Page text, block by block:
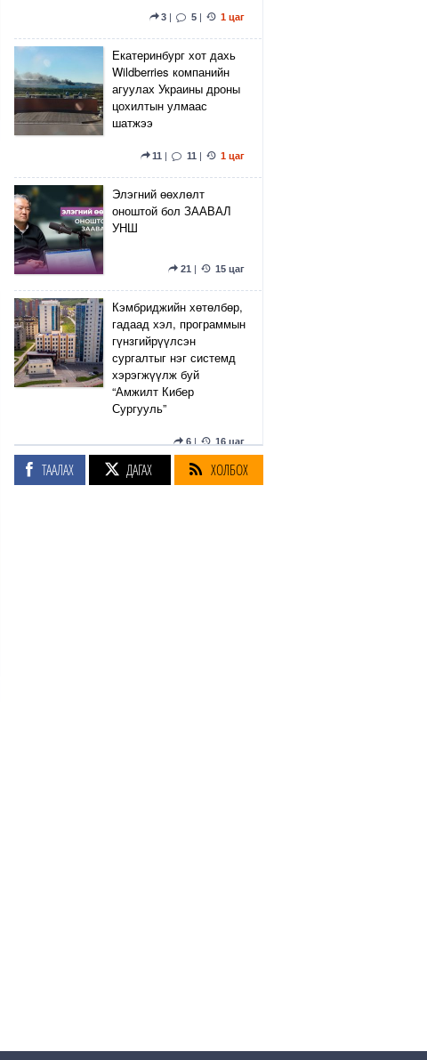
3 | 5 | 1 цаг
Екатеринбург хот дахь
Wildberries компанийн
агуулах Украины дроны
цохилтын улмаас
шатжээ
11 | 11 | 1 цаг
Элэгний өөхлөлт
оноштой бол ЗААВАЛ
УНШ
21 | 15 цаг
Кэмбриджийн хөтөлбөр,
гадаад хэл, программын
гүнзгийрүүлсэн
сургалтыг нэг системд
хэрэгжүүлж буй
“Амжилт Кибер
Сургууль”
6| 16 цаг
“УБТЗ” ХНН 16 мянган
Сэтгүүлч Р.Эмүжин:
ТААЛАХ ДАГАХ ХОЛБОХ